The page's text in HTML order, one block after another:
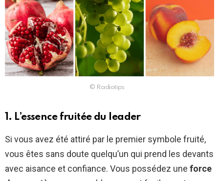
© Radiotips
1. L’essence fruitée du leader
Si vous avez été attiré par le premier symbole fruité,
vous êtes sans doute quelqu’un qui prend les devants
avec aisance et confiance. Vous possédez une force